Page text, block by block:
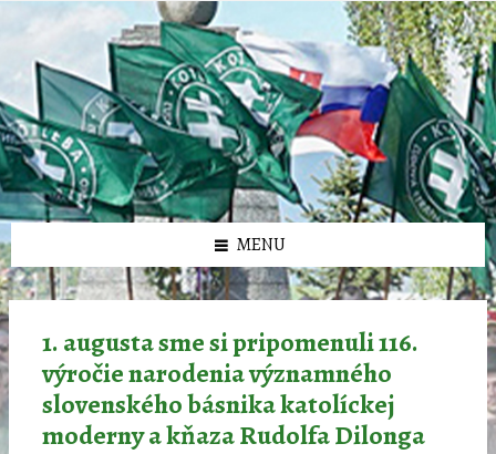
олимп казино
Preskočiť
Preskočiť
panel
Preskočiť
panel
Preskočiť
MENU
1. augusta sme si pripomenuli 116.
výročie narodenia významného
slovenského básnika katolíckej
moderny a kňaza Rudolfa Dilonga